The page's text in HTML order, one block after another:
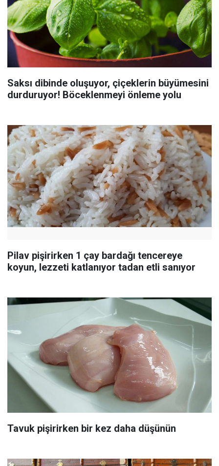
Saksı dibinde oluşuyor, çiçeklerin büyümesini
durduruyor! Böceklenmeyi önleme yolu
Pilav pişirirken 1 çay bardağı tencereye
koyun, lezzeti katlanıyor tadan etli sanıyor
Tavuk pişirirken bir kez daha düşünün